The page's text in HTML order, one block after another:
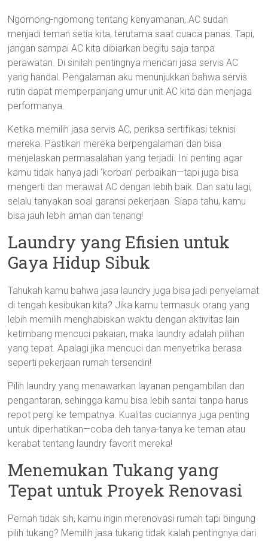
Ngomong-ngomong tentang kenyamanan, AC sudah
menjadi teman setia kita, terutama saat cuaca panas. Tapi,
jangan sampai AC kita dibiarkan begitu saja tanpa
perawatan. Di sinilah pentingnya mencari jasa servis AC
yang handal. Pengalaman aku menunjukkan bahwa servis
rutin dapat memperpanjang umur unit AC kita dan menjaga
performanya.
Ketika memilih jasa servis AC, periksa sertifikasi teknisi
mereka. Pastikan mereka berpengalaman dan bisa
menjelaskan permasalahan yang terjadi. Ini penting agar
kamu tidak hanya jadi ‘korban’ perbaikan—tapi juga bisa
mengerti dan merawat AC dengan lebih baik. Dan satu lagi,
selalu tanyakan soal garansi pekerjaan. Siapa tahu, kamu
bisa jauh lebih aman dan tenang!
Laundry yang Efisien untuk
Gaya Hidup Sibuk
Tahukah kamu bahwa jasa laundry juga bisa jadi penyelamat
di tengah kesibukan kita? Jika kamu termasuk orang yang
lebih memilih menghabiskan waktu dengan aktivitas lain
ketimbang mencuci pakaian, maka laundry adalah pilihan
yang tepat. Apalagi jika mencuci dan menyetrika berasa
seperti pekerjaan rumah tersendiri!
Pilih laundry yang menawarkan layanan pengambilan dan
pengantaran, sehingga kamu bisa lebih santai tanpa harus
repot pergi ke tempatnya. Kualitas cuciannya juga penting
untuk diperhatikan—coba deh tanya-tanya ke teman atau
kerabat tentang laundry favorit mereka!
Menemukan Tukang yang
Tepat untuk Proyek Renovasi
Pernah tidak sih, kamu ingin merenovasi rumah tapi bingung
pilih tukang? Memilih jasa tukang tidak kalah pentingnya dari